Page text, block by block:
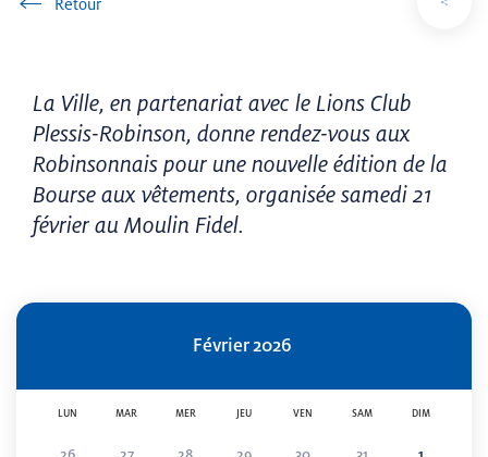
Accueil
La Ville, en partenariat avec le Lions Club
Plessis-Robinson, donne rendez-vous aux
Robinsonnais pour une nouvelle édition de la
Bourse aux vêtements, organisée samedi 21
février au Moulin Fidel.
Février2026
LUN MAR MER JEU VEN SAM DIM